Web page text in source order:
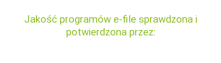
Jakość programów e-file sprawdzona i
potwierdzona przez: